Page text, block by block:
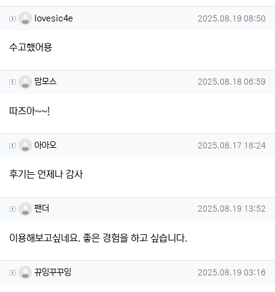
lovesic4e님의 댓글
lovesic4e 작성일
2025.08.19 08:50
수고했어용
맘모스님의 댓글
맘모스 작성일
2025.08.18 06:59
따즈아~~!
아아오님의 댓글
아아오 작성일
2025.08.17 18:24
후기는 언제나 감사
팬더님의 댓글
팬더 작성일
2025.08.19 13:52
이용해보고싶네요. 좋은 경험을 하고 싶습니다.
뀨잉꾸꾸잉님의 댓글
뀨잉꾸꾸잉 작성일
2025.08.19 03:16